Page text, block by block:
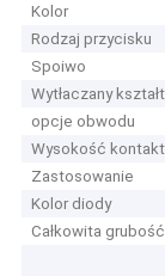
Kolor
Rodzaj przycisku
Spoiwo
Wytłaczany kształt
opcje obwodu
Wysokość
Zastosowanie
Kolor diody
Całkowita grubość